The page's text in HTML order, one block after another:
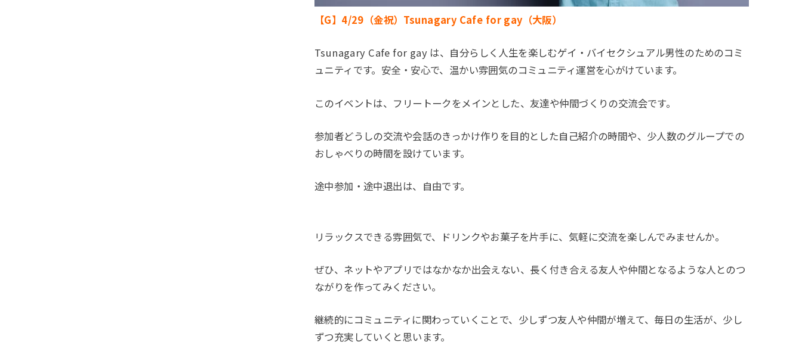
【G】4/29（金祝）Tsunagary Cafe for gay（大阪）
Tsunagary Cafe for gay は、自分らしく人生を楽しむゲイ・バイセクシュアル男性のためのコミ
ュニティです。安全・安心で、温かい雰囲気のコミュニティ運営を心がけています。
このイベントは、フリートークをメインとした、友達や仲間づくりの交流会です。
参加者どうしの交流や会話のきっかけ作りを目的とした自己紹介の時間や、少人数のグループでの
おしゃべりの時間を設けています。
途中参加・途中退出は、自由です。
リラックスできる雰囲気で、ドリンクやお菓子を片手に、気軽に交流を楽しんでみませんか。
ぜひ、ネットやアプリではなかなか出会えない、長く付き合える友人や仲間となるような人とのつ
ながりを作ってみください。
継続的にコミュニティに関わっていくことで、少しずつ友人や仲間が増えて、毎日の生活が、少し
ずつ充実していくと思います。